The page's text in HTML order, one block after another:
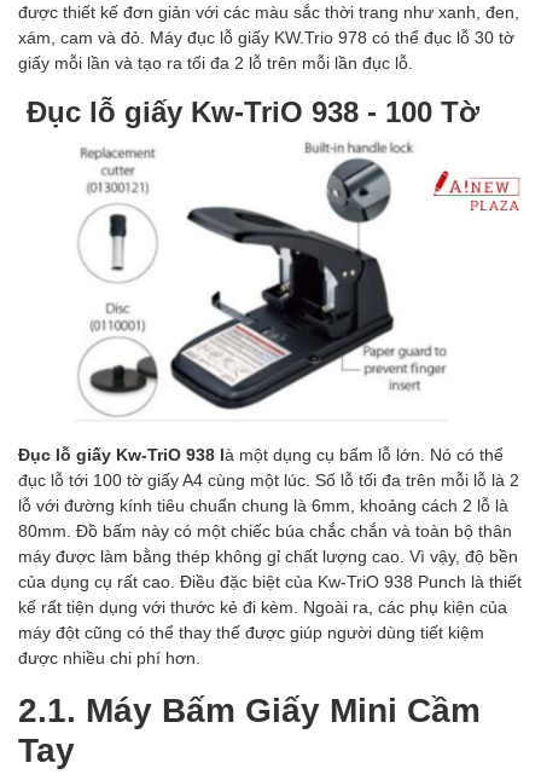
được thiết kế đơn giản với các màu sắc thời trang như xanh, đen,
xám, cam và đỏ. Máy đục lỗ giấy KW.Trio 978 có thể đục lỗ 30 tờ
giấy mỗi lần và tạo ra tối đa 2 lỗ trên mỗi lần đục lỗ.
Đục lỗ giấy Kw-TriO 938 - 100 Tờ
Đục lỗ giấy Kw-TriO 938 là một dụng cụ bấm lỗ lớn. Nó có thể
đục lỗ tới 100 tờ giấy A4 cùng một lúc. Số lỗ tối đa trên mỗi lỗ là 2
lỗ với đường kính tiêu chuẩn chung là 6mm, khoảng cách 2 lỗ là
80mm. Đồ bấm này có một chiếc búa chắc chắn và toàn bộ thân
máy được làm bằng thép không gỉ chất lượng cao. Vì vậy, độ bền
của dụng cụ rất cao. Điều đặc biệt của Kw-TriO 938 Punch là thiết
kế rất tiện dụng với thước kẻ đi kèm. Ngoài ra, các phụ kiện của
máy đột cũng có thể thay thế được giúp người dùng tiết kiệm
được nhiều chi phí hơn.
2.1. Máy Bấm Giấy Mini Cầm
Tay